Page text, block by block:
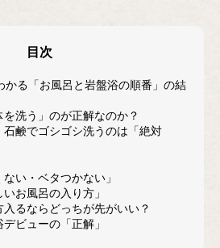
目次
かる「お風呂と岩盤浴の順番」の結
洗う」のが正解なのか？
鹸でゴシゴシ洗うのは「絶対
い・ベタつかない」
お風呂の入り方」
るならどっちが先がいい？
ビューの「正解」